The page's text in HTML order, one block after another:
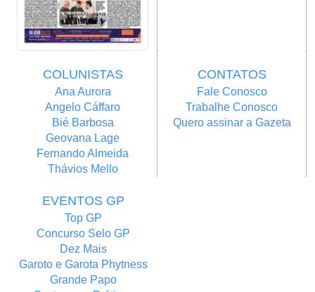
COLUNISTAS
Ana Aurora
Angelo Cáffaro
Bié Barbosa
Geovana Lage
Fernando Almeida
Thávios Mello
CONTATOS
Fale Conosco
Trabalhe Conosco
Quero assinar a Gazeta
EVENTOS GP
Top GP
Concurso Selo GP
Dez Mais
Garoto e Garota Phytness
Grande Papo